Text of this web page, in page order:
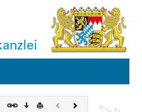
Download
DruckenVorherigesNächstes